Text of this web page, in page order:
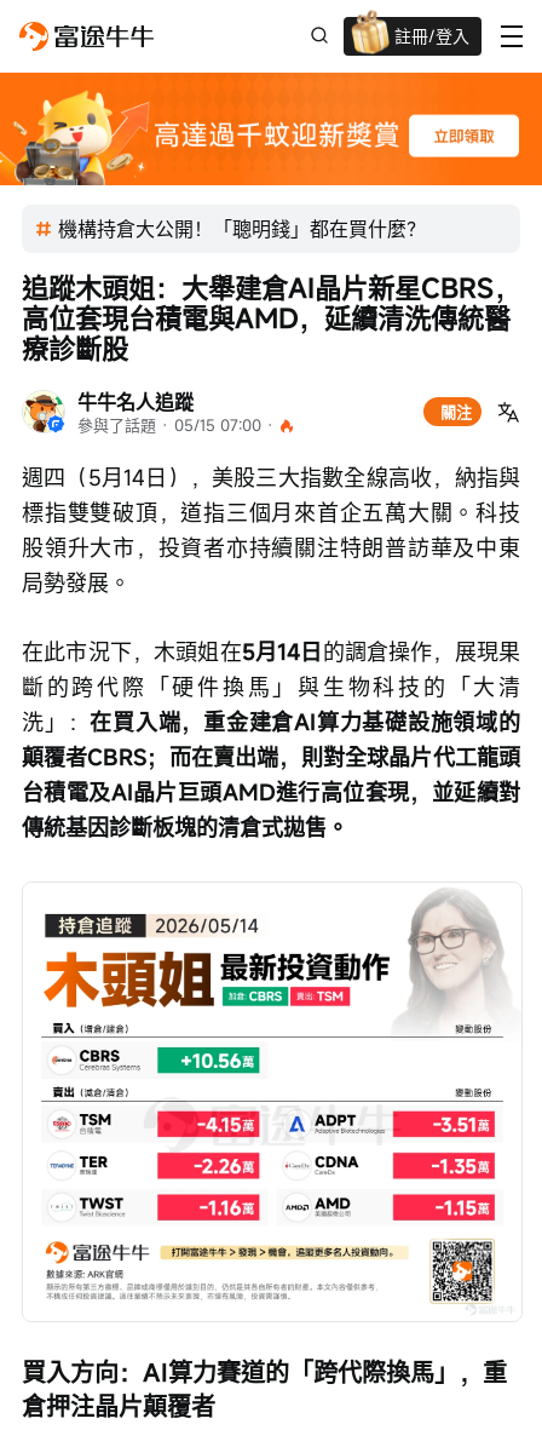
註冊/登入
迎新驚喜賞 股票/BTC等任你揀!
機構持倉大公開！「聰明錢」都在買什麼？
牛牛名人追蹤
參與了話題 · 05/15 07:00 ·
關注
追蹤木頭姐：大舉建倉AI晶片新星CBRS，
高位套現台積電與AMD，延續清洗傳統醫
療診斷股
週四（5月14日），美股三大指數全線高收，納指與
標指雙雙破頂，道指三個月來首企五萬大關。科技
股領升大市，投資者亦持續關注特朗普訪華及中東
局勢發展。
在此市況下，木頭姐在5月14日的調倉操作，展現果
斷的跨代際「硬件換馬」與生物科技的「大清
洗」：在買入端，重金建倉AI算力基礎設施領域的
顛覆者CBRS；而在賣出端，則對全球晶片代工龍頭
台積電及AI晶片巨頭AMD進行高位套現，並延續對
傳統基因診斷板塊的清倉式拋售。
買入方向：AI算力賽道的「跨代際換馬」，重
倉押注晶片顛覆者